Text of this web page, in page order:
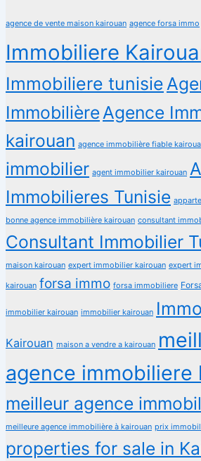
agence de vente maison kairouan agence forsa immo
Immobiliere
Immobiliere tunisie
Immobilière Agence
kairouan agence immobilière fiable
immobilier agent immobilier kairouan
Immobilieres Tunisie
bonne agence immobilière kairouan consultant
Consultant Immobilier
maison kairouan expert immobilier kairouan expert
kairouan forsa immo forsa immobiliere
immobilier kairouan immobilier kairouan
Kairouan maison a vendre a kairouan
agence immobiliere
meilleur agence
meilleure agence immobilière à kairouan prix
properties for sale in